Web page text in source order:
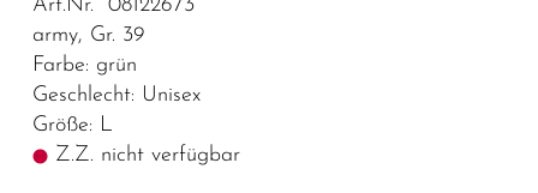
Art.Nr. 08122673
army, Gr. 39
Farbe: grün
Geschlecht: Unisex
Größe: L
Z.Z. nicht verfügbar